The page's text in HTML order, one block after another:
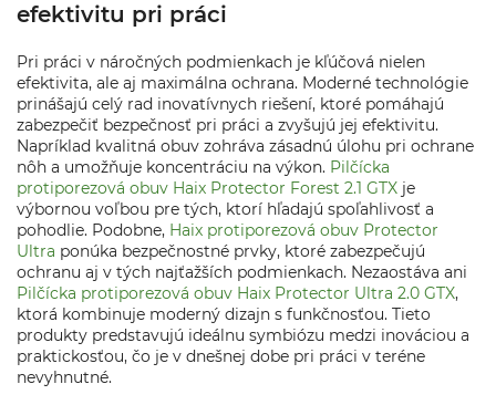
efektivitu pri práci
Pri práci v náročných podmienkach je kľúčová nielen
efektivita, ale aj maximálna ochrana. Moderné technológie
prinášajú celý rad inovatívnych riešení, ktoré pomáhajú
zabezpečiť bezpečnosť pri práci a zvyšujú jej efektivitu.
Napríklad kvalitná obuv zohráva zásadnú úlohu pri ochrane
nôh a umožňuje koncentráciu na výkon. Pilčícka
protiporezová obuv Haix Protector Forest 2.1 GTX je
výbornou voľbou pre tých, ktorí hľadajú spoľahlivosť a
pohodlie. Podobne, Haix protiporezová obuv Protector
Ultra ponúka bezpečnostné prvky, ktoré zabezpečujú
ochranu aj v tých najťažších podmienkach. Nezaostáva ani
Pilčícka protiporezová obuv Haix Protector Ultra 2.0 GTX,
ktorá kombinuje moderný dizajn s funkčnosťou. Tieto
produkty predstavujú ideálnu symbiózu medzi inováciou a
praktickosťou, čo je v dnešnej dobe pri práci v teréne
nevyhnutné.